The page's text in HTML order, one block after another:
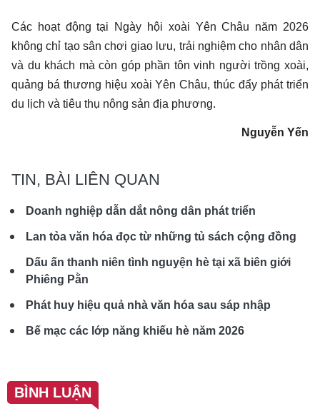
Các hoạt động tại Ngày hội xoài Yên Châu năm 2026
không chỉ tạo sân chơi giao lưu, trải nghiệm cho nhân dân
và du khách mà còn góp phần tôn vinh người trồng xoài,
quảng bá thương hiệu xoài Yên Châu, thúc đẩy phát triển
du lịch và tiêu thụ nông sản địa phương.
Nguyễn Yến
TIN, BÀI LIÊN QUAN
Doanh nghiệp dẫn dắt nông dân phát triển
Lan tỏa văn hóa đọc từ những tủ sách cộng đồng
Dấu ấn thanh niên tình nguyện hè tại xã biên giới
Phiêng Pằn
Phát huy hiệu quả nhà văn hóa sau sáp nhập
Bế mạc các lớp năng khiếu hè năm 2026
BÌNH LUẬN